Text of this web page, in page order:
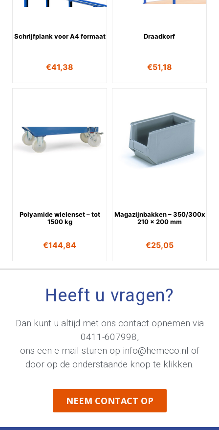
Schrijfplank voor A4 formaat
€41,38
Draadkorf
€51,18
Polyamide wielenset – tot
1500 kg
€144,84
Magazijnbakken – 350/300x
210 x 200 mm
€25,05
Heeft u vragen?
Dan kunt u altijd met ons contact opnemen via
0411-607998,
ons een e-mail sturen op info@hemeco.nl of
door op de onderstaande knop te klikken.
NEEM CONTACT OP